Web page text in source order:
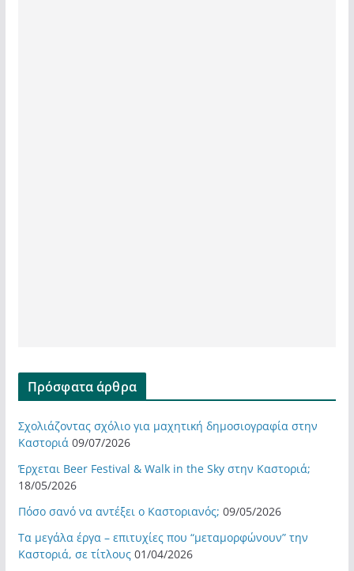
Πρόσφατα άρθρα
Σχολιάζοντας σχόλιο για μαχητική δημοσιογραφία στην
Καστοριά 09/07/2026
Έρχεται Beer Festival & Walk in the Sky στην Καστοριά;
18/05/2026
Πόσο σανό να αντέξει ο Καστοριανός; 09/05/2026
Τα μεγάλα έργα – επιτυχίες που “μεταμορφώνουν” την
Καστοριά, σε τίτλους 01/04/2026